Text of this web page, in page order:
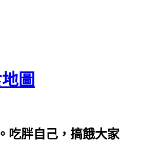
圖
吃胖自己，搞餓大家